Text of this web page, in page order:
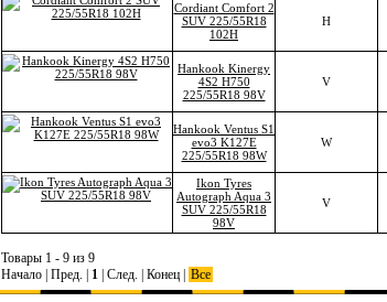
Cordiant Comfort 2
SUV 225/55R18
102H
H
Hankook Kinergy
4S2 H750
225/55R18 98V
V
Hankook Ventus S1
evo3 K127E
225/55R18 98W
W
Ikon Tyres
Autograph Aqua 3
SUV 225/55R18
98V
V
Товары 1 - 9 из 9
Начало | Пред. | 1 | След. | Конец Все